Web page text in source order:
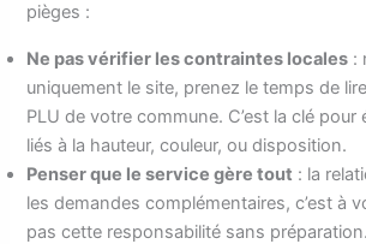
pièges :
Ne pas vérifier les contraintes locales :
uniquement le site, prenez le temps de
PLU de votre commune. C’est la clé pour
liés à la hauteur, couleur, ou disposition.
Penser que le service gère tout : la
les demandes complémentaires, c’est à
pas cette responsabilité sans préparation.